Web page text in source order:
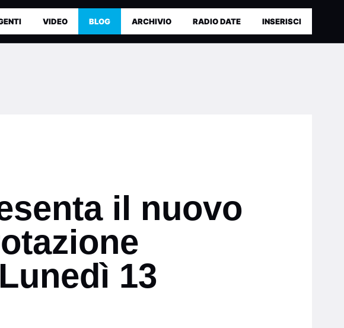
VIDEO BLOG ARCHIVIO RADIO DATE INSERISCI
il nuovo
13